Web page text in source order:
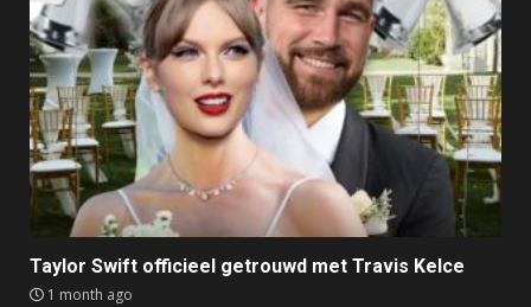
Taylor Swift officieel getrouwd met Travis Kelce
1 month ago